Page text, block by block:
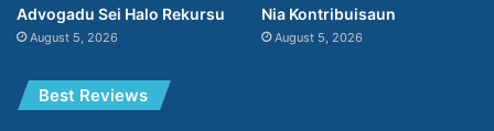
Advogadu Sei Halo Rekursu
August 5, 2026
Nia Kontribuisaun
August 5, 2026
Best Reviews